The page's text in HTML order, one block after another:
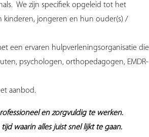
We zijn specifiek opgeleid tot het
kinderen, jongeren en hun ouder(s) /
een ervaren hulpverleningsorganisatie die
psychologen, orthopedagogen, EMDR-
aanbod.
en zorgvuldig te werken.
waarin alles juist snel lijkt te gaan.